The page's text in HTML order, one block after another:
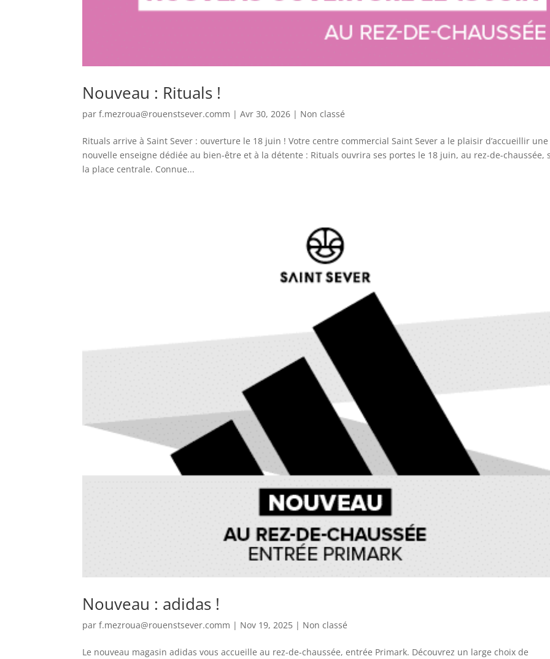
Nouveau : Rituals !
parf.mezroua@rouenstsever.comm |Avr 30, 2026 | Non classé
Rituals arrive à Saint Sever : ouverture le 18 juin ! Votre centre commercial Saint Sever a le plaisir d’accueillir une
nouvelle enseigne dédiée au bien-être et à la détente : Rituals ouvrira ses portes le 18 juin, au rez-de-chaussée,
la place centrale. Connue...
Nouveau : adidas !
parf.mezroua@rouenstsever.comm | Nov 19, 2025 | Non classé
Le nouveau magasin adidas vous accueille au rez-de-chaussée, entrée Primark. Découvrez un large choix de